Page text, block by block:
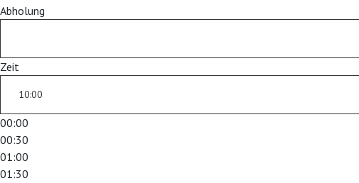
Abholung
Zeit
00:00
00:30
01:00
01:30